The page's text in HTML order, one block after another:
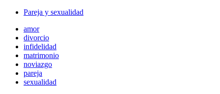
Pareja y sexualidad
amor
divorcio
infidelidad
matrimonio
noviazgo
pareja
sexualidad